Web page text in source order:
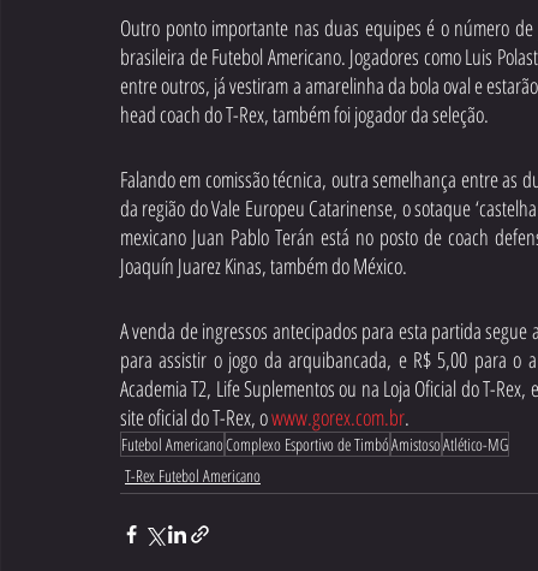
Outro ponto importante nas duas equipes é o número
brasileira de Futebol Americano. Jogadores como Luis
entre outros, já vestiram a amarelinha da bola oval e
head coach do T-Rex, também foi jogador da seleção.
Falando em comissão técnica, outra semelhança entre as
da região do Vale Europeu Catarinense, o sotaque
mexicano Juan Pablo Terán está no posto de coach
Joaquín Juarez Kinas, também do México.
A venda de ingressos antecipados para esta partida segue
para assistir o jogo da arquibancada, e R$ 5,00 para o
Academia T2, Life Suplementos ou na Loja Oficial do T-
site oficial do T-Rex, o www.gorex.com.br.
Futebol AmericanoComplexo Esportivo de TimbóAmistosoAtlético-MG
T-Rex Futebol Americano